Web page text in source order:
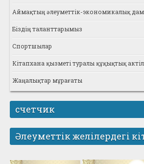
Аймақтың әлеуметтік-экономикалық
Біздің таланттарымыз
Спортшылар
Кітапхана қызметі туралы құқықтық
Жаңалықтар мұрағаты
счетчик
Әлеуметтік желілердегі